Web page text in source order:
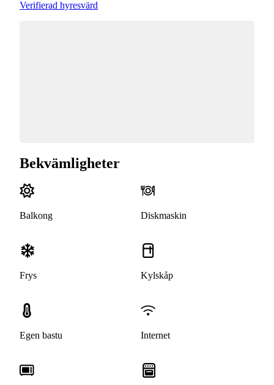
Verifierad hyresvärd
Bekvämligheter
Balkong Diskmaskin
Frys Kylskåp
Egen bastu Internet